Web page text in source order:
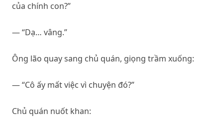
của chính con?”
— “Dạ… vâng.”
Ông lão quay sang chủ quán, giọng trầm xuống:
— “Cô ấy mất việc vì chuyện đó?”
Chủ quán nuốt khan: